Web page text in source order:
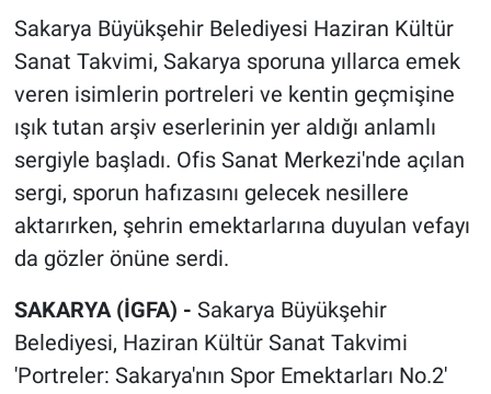
Sakarya Büyükşehir Belediyesi Haziran Kültür
Sanat Takvimi, Sakarya sporuna yıllarca emek
veren isimlerin portreleri ve kentin geçmişine
ışık tutan arşiv eserlerinin yer aldığı anlamlı
sergiyle başladı. Ofis Sanat Merkezi'nde açılan
sergi, sporun hafızasını gelecek nesillere
aktarırken, şehrin emektarlarına duyulan vefayı
da gözler önüne serdi.
SAKARYA (İGFA) - Sakarya Büyükşehir
Belediyesi, Haziran Kültür Sanat Takvimi
'Portreler: Sakarya'nın Spor Emektarları No.2'